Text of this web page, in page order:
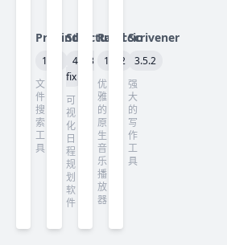
ProFind
1.40
文
件
搜
索
工
具
Structured
4.5.3
fix
可
视
化
日
程
规
划
软
件
Radiccio
1.4.2
优
雅
的
原
生
音
乐
播
放
器
Scrivener
3.5.2
强
大
的
写
作
工
具